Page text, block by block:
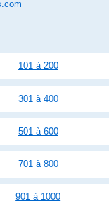
101 à 200
301 à 400
501 à 600
701 à 800
901 à 1000